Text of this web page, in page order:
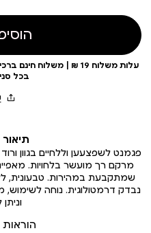
בכל
פגמנט לשפצעען וללחיים בגוון
מרקם רך מועשר בלחויות.
שמתקבעת במהירות. טבעונית,
נבדק דרמטולוגית. נוחה
וניתן